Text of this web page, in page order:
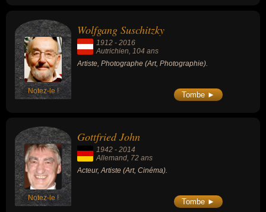
Notez-le !
Wolfgang Suschitzky
1912 - 2016
Autrichien , 104 ans
Artiste, Photographe (Art, Photographie).
Tombe ►
Notez-le !
Gottfried John
1942 - 2014
Allemand, 72 ans
Acteur, Artiste (Art, Cinéma).
Tombe ►